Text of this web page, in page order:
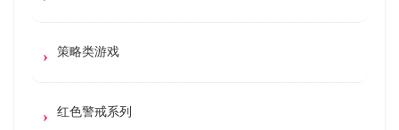
策略类游戏
红色警戒系列